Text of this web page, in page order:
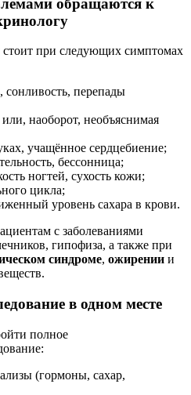
стоит при следующих симптомах
сонливость, перепады
наоборот, необъяснимая
учащённое сердцебиение;
бессонница;
ногтей, сухость кожи;
цикла;
уровень сахара в крови.
с заболеваниями
гипофиза, а также при
синдроме, ожирении и
в одном месте
полное
(гормоны, сахар,